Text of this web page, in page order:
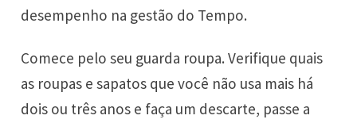
desempenho na gestão do Tempo.
Comece pelo seu guarda roupa. Verifique quais
as roupas e sapatos que você não usa mais há
dois ou três anos e faça um descarte, passe a